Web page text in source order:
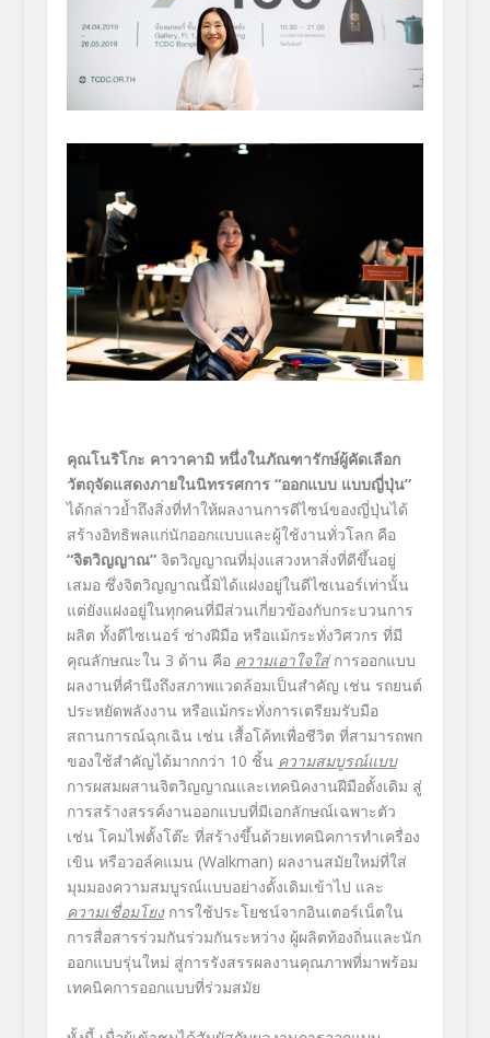
คุณโนริโกะ คาวาคามิ หนึ่งในภัณฑารักษ์ผู้คัดเลือก
วัตถุจัดแสดงภายในนิทรรศการ “ออกแบบ แบบญี่ปุ่น”
ได้กล่าวย้ำถึงสิ่งที่ทำให้ผลงานการดีไซน์ของญี่ปุ่นได้
สร้างอิทธิพลแก่นักออกแบบและผู้ใช้งานทั่วโลก คือ
“จิตวิญญาณ”จิตวิญญาณที่มุ่งแสวงหาสิ่งที่ดีขึ้นอยู่
เสมอ ซึ่งจิตวิญญาณนี้มิได้แฝงอยู่ในดีไซเนอร์เท่านั้น
แต่ยังแฝงอยู่ในทุกคนที่มีส่วนเกี่ยวข้องกับกระบวนการ
ผลิต ทั้งดีไซเนอร์ ช่างฝีมือ หรือแม้กระทั่งวิศวกร ที่มี
คุณลักษณะใน 3 ด้าน คือ ความเอาใจใส่การออกแบบ
ผลงานที่คำนึงถึงสภาพแวดล้อมเป็นสำคัญ เช่น รถยนต์
ประหยัดพลังงาน หรือแม้กระทั่งการเตรียมรับมือ
สถานการณ์ฉุกเฉิน เช่น เสื้อโค้ทเพื่อชีวิต ที่สามารถพก
ของใช้สำคัญได้มากกว่า 10 ชิ้น ความสมบูรณ์แบบ
การผสมผสานจิตวิญญาณและเทคนิคงานฝีมือดั้งเดิม สู่
การสร้างสรรค์งานออกแบบที่มีเอกลักษณ์เฉพาะตัว
เช่น โคมไฟตั้งโต๊ะ ที่สร้างขึ้นด้วยเทคนิคการทำเครื่อง
เขิน หรือวอล์คแมน (Walkman) ผลงานสมัยใหม่ที่ใส่
มุมมองความสมบูรณ์แบบอย่างดั้งเดิมเข้าไป และ
ความเชื่อมโยงการใช้ประโยชน์จากอินเตอร์เน็ตใน
การสื่อสารร่วมกันร่วมกันระหว่าง ผู้ผลิตท้องถิ่นและนัก
ออกแบบรุ่นใหม่ สู่การรังสรรผลงานคุณภาพที่มาพร้อม
เทคนิคการออกแบบที่ร่วมสมัย